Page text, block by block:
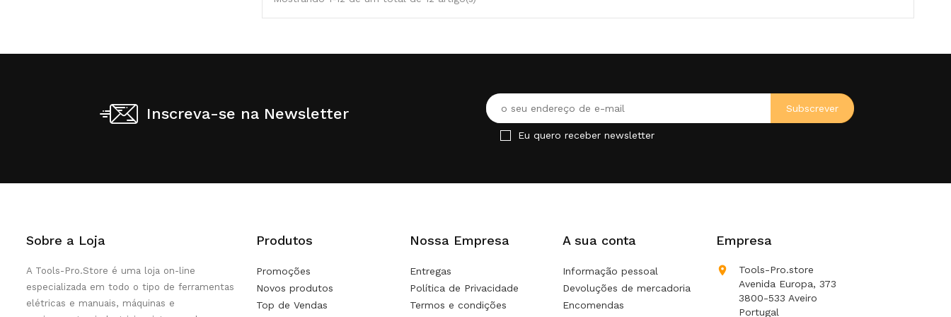
Inscreva-se na Newsletter
Eu quero receber newsletter
Sobre a Loja
A Tools-Pro.Store é uma loja on-line
especializada em todo o tipo de ferramentas
elétricas e manuais, máquinas e
Produtos
Promoções
Novos produtos
Top de Vendas
Nossa Empresa
Entregas
Política de Privacidade
Termos e condições
A sua conta
Informação pessoal
Devoluções de mercadoria
Encomendas
Empresa

Tools-Pro.store
Avenida Europa, 373
3800-533 Aveiro
Portugal